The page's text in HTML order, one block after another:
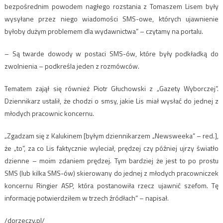
bezpośrednim powodem nagłego rozstania z Tomaszem Lisem były
wysyłane przez niego wiadomości SMS-owe, których ujawnienie
byłoby dużym problemem dla wydawnictwa” – czytamy na portalu.
– Są twarde dowody w postaci SMS-ów, które były podkładką do
zwolnienia – podkreśla jeden z rozmówców.
Tematem zajął się również Piotr Głuchowski z „Gazety Wyborczej”.
Dziennikarz ustalił, że chodzi o smsy, jakie Lis miał wysłać do jednej z
młodych pracownic koncernu.
„Zgadzam się z Kalukinem [byłym dziennikarzem „Newsweeka” – red.],
że „to”, za co Lis faktycznie wyleciał, prędzej czy później ujrzy światło
dzienne – moim zdaniem prędzej. Tym bardziej że jest to po prostu
SMS (lub kilka SMS-ów) skierowany do jednej z młodych pracowniczek
koncernu Ringier ASP, która postanowiła rzecz ujawnić szefom. Tę
informację potwierdziłem w trzech źródłach” – napisał.
/dorzeczy.pl/